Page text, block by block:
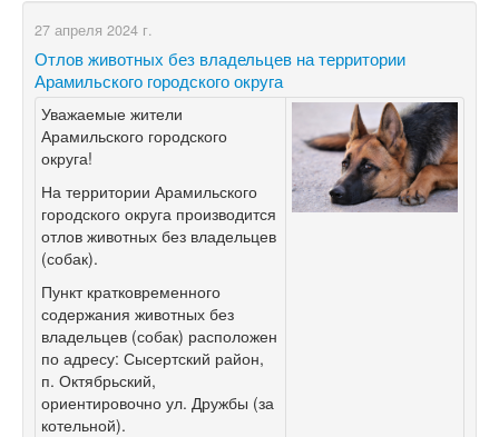
27 апреля 2024 г.
Отлов животных без владельцев на территории
Арамильского городского округа
Уважаемые жители
Арамильского городского
округа!
На территории Арамильского
городского округа производится
отлов животных без владельцев
(собак).
Пункт кратковременного
содержания животных без
владельцев (собак) расположен
по адресу: Сысертский район,
п. Октябрьский,
ориентировочно ул. Дружбы (за
котельной).